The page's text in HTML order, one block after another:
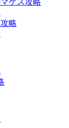
ゲス攻略
略